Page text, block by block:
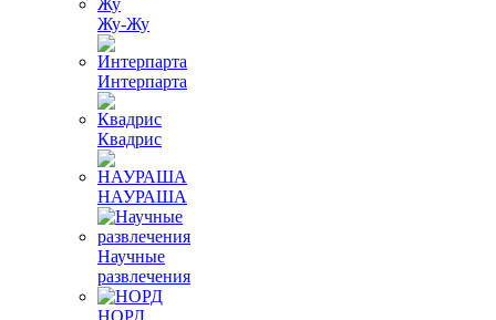
Жу-Жу
Интерпарта
Квадрис
НАУРАША
Научные
развлечения
НОРД